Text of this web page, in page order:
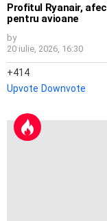
Profitul Ryanair,
pentru avioane
by
20 iulie, 2026, 16:30
414
Upvote Downvote